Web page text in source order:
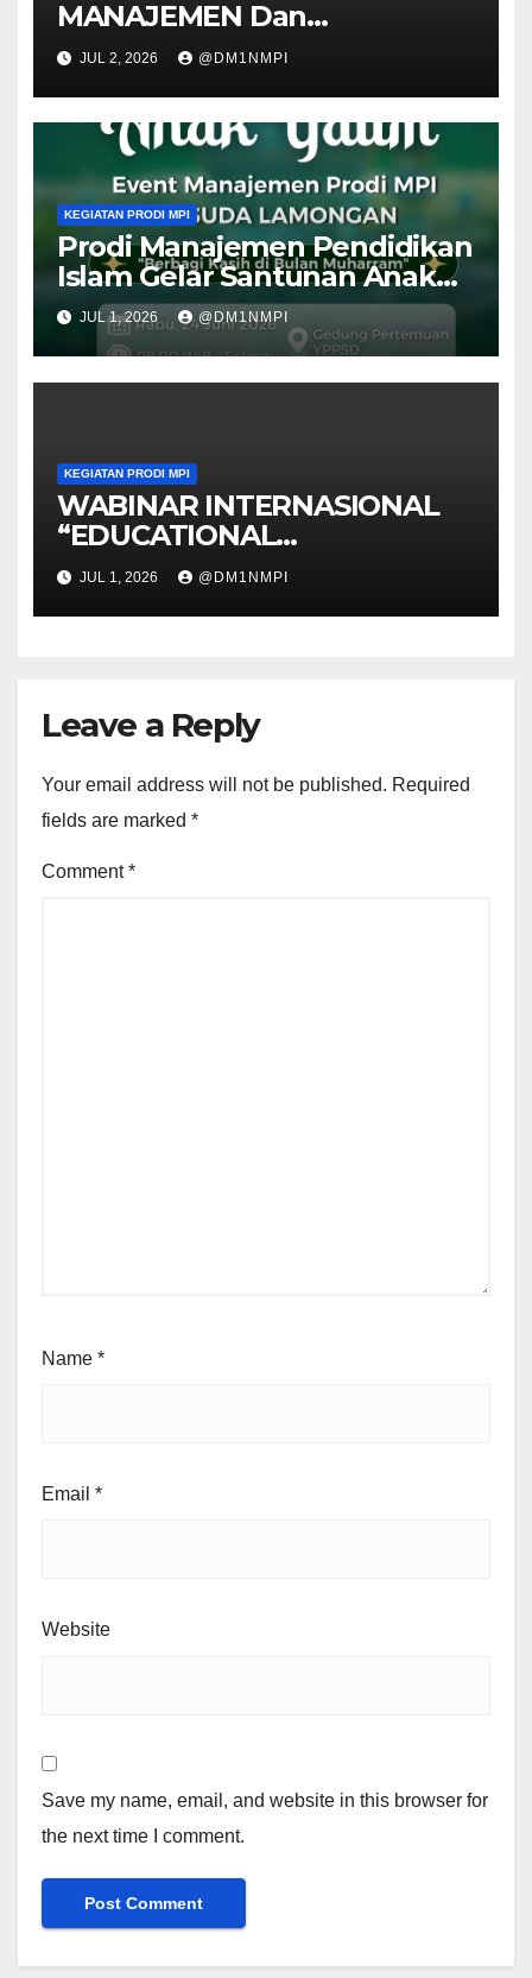
MANAJEMEN Dan
DIESMAULIDIYAH Ke 11
JUL 2, 2026 @DM1NMPI
KEGIATAN PRODI MPI
Prodi Manajemen Pendidikan
Islam Gelar Santunan Anak
Yatim Piatu “Berbagi Kasih di
Bulan Muharam”
JUL 1, 2026 @DM1NMPI
KEGIATAN PRODI MPI
WABINAR INTERNASIONAL
“EDUCATIONAL
MANAGEMENT For GLOBAL
COMPETITIVENESS: POLICIES,
PRACTICES, and
INTERNATIONAL UNIVERSITY
JUL 1, 2026 @DM1NMPI
Leave a Reply
Your email address will not be published. Required
fields are marked *
Comment*
Name *
Email *
Website
Save my name, email, and website in this browser for
the next time I comment.